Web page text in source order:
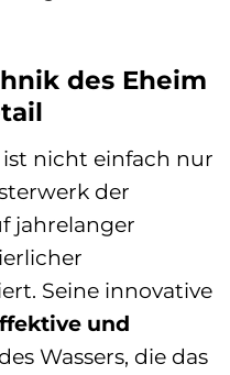
des Eheim
nicht einfach nur
der
jahrelanger
Seine innovative
und
des Wassers, die das